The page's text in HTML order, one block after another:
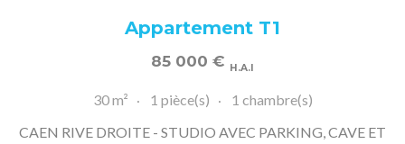
Appartement T1
85 000 € H.A.I
30 m² 1 pièce(s)
1 chambre(s)
CAEN RIVE DROITE - STUDIO AVEC PARKING, CAVE ET